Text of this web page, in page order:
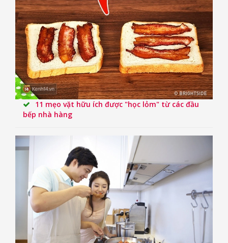
11 mẹo vặt hữu ích được "học lỏm" từ các đầu
bếp nhà hàng